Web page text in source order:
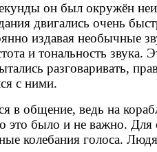
он был окружён
двигались очень
издавая необычные
и тональность
разговаривать,
с ними.
общение, ведь на
это было и не важно.
колебания голоса.